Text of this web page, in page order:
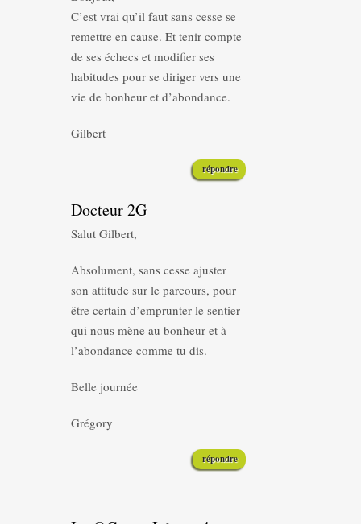
C’est vrai qu’il faut sans cesse se
remettre en cause. Et tenir compte
de ses échecs et modifier ses
habitudes pour se diriger vers une
vie de bonheur et d’abondance.
Gilbert
répondre
Docteur 2G
Salut Gilbert,
Absolument, sans cesse ajuster
son attitude sur le parcours, pour
être certain d’emprunter le sentier
qui nous mène au bonheur et à
l’abondance comme tu dis.
Belle journée
Grégory
répondre